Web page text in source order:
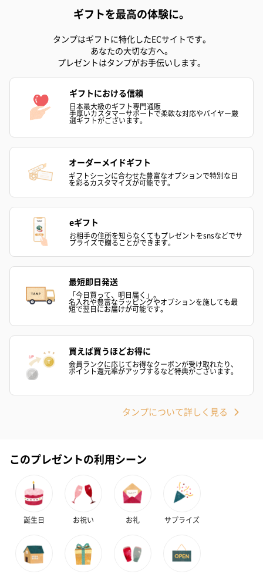
キャンドル・お香
フラッグカプセル：イ
ンセンススティック
（END）（880円）
フラッグカプセル：イ
（St.OSMANTHUS）
（880円）
ショートイン
（GRAPE
お酒を同梱してお届けいたします。
※20歳未満の方への酒類の販売はいたしません。
プレミアムビール イネ
ディット（712円）
酔鯨 純米吟醸 吟麗
実楽山田錦
お酒にぴったりのおつまみ・サプリを同梱してお届けいたしま
ギフトを最高の体験に。
タンプはギフトに特化したECサイトです。
あなたの大切な方へ。
プレゼントはタンプがお手伝いします。
ギフトにおける信頼
日本最大級のギフト専門通販
手厚いカスタマーサポートで柔軟な対応やバイヤー厳
選ギフトがございます。
オーダーメイドギフト
ギフトシーンに合わせた豊富なオプションで特別な日
を彩るカスタマイズが可能です。
eギフト
お相手の住所を知らなくてもプレゼントをsnsなどでサ
プライズで贈ることができます。
最短即日発送
「今日買って、明日届く」。
名入れや豊富なラッピングやオプションを施しても最
短で翌日にお届けが可能です。
買えば買うほどお得に
会員ランクに応じてお得なクーポンが受け取れたり、
ポイント還元率がアップするなど特典がございます。
タンプについて詳しく見る
このプレゼントの利用シーン
誕生日 お祝い お礼 サプライズ